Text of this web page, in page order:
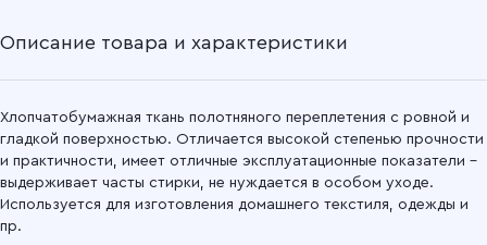
Подробнее
Описание товара и характеристики
Хлопчатобумажная ткань полотняного переплетения с ровной и
гладкой поверхностью. Отличается высокой степенью прочности
и практичности, имеет отличные эксплуатационные показатели –
выдерживает часты стирки, не нуждается в особом уходе.
Используется для изготовления домашнего текстиля, одежды и
пр.